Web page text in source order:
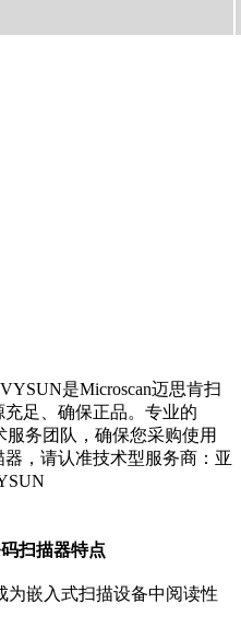
是Microscan迈思肯扫
足、确保正品。专业的
务团队，确保您采购使用
，请认准技术型服务商：亚
扫描器特点
为嵌入式扫描设备中阅读性